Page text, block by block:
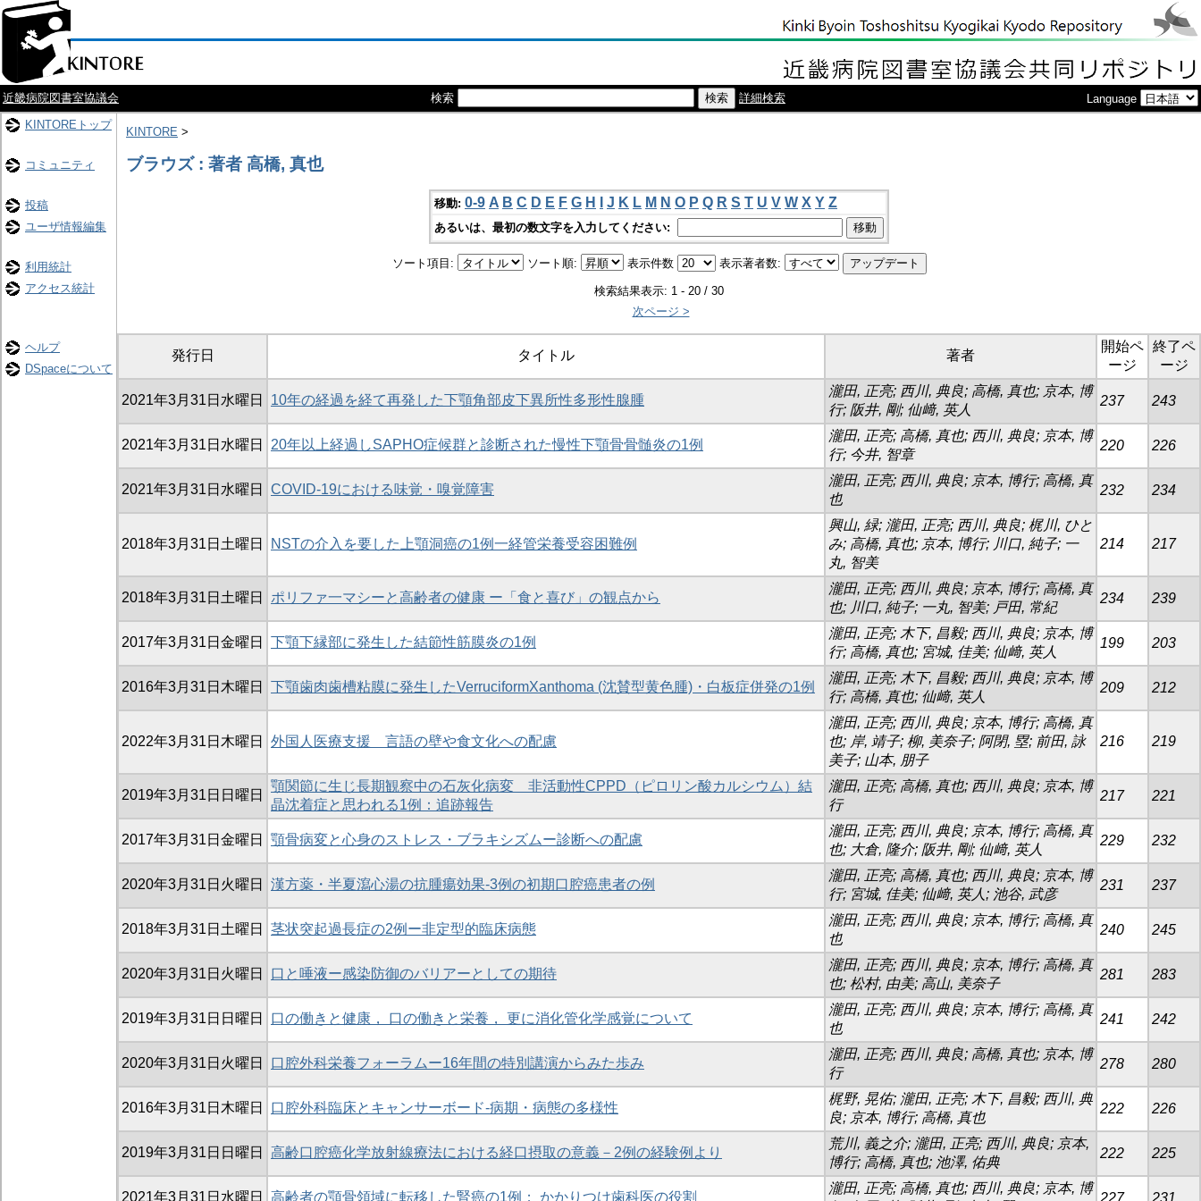
近畿病院図書室協議会 検索 詳細検索
Language
KINTOREトップ
コミュニティ
投稿
ユーザ情報編集
利用統計
アクセス統計
ヘルプ
DSpaceについて
KINTORE >
ブラウズ : 著者 高橋, 真也
移動: 0-9 A B C D E F G H J K L M N O P Q R S T U V W X Y Z
あるいは、最初の数文字を入力してください:
ソート項目: ソート順: 表示件数 表示著者数:
検索結果表示: 1 - 20 / 30
次ページ >
発行日 タイトル 著者
開始ペ
ージ
終了ペ
ージ
2021年3月31日水曜日 10年の経過を経て再発した下顎角部皮下異所性多形性腺腫
瀧田, 正亮; 西川, 典良; 高橋, 真也; 京本, 博
行; 阪井, 剛; 仙﨑, 英人
237 243
2021年3月31日水曜日 20年以上経過しSAPHO症候群と診断された慢性下顎骨骨髄炎の1例
瀧田, 正亮; 高橋, 真也; 西川, 典良; 京本, 博
行; 今井, 智章
220 226
2021年3月31日水曜日 COVID-19における味覚・嗅覚障害
瀧田, 正亮; 西川, 典良; 京本, 博行; 高橋, 真
也
232 234
2018年3月31日土曜日 NSTの介入を要した上顎洞癌の1例一経管栄養受容困難例
興山, 緑; 瀧田, 正亮; 西川, 典良; 梶川, ひと
み; 高橋, 真也; 京本, 博行; 川口, 純子; 一
丸, 智美
214 217
2018年3月31日土曜日 ポリファ一マシーと高齢者の健康 ー「食と喜び」の観点から
瀧田, 正亮; 西川, 典良; 京本, 博行; 高橋, 真
也; 川口, 純子; 一丸, 智美; 戸田, 常紀
234 239
2017年3月31日金曜日 下顎下縁部に発生した結節性筋膜炎の1例
瀧田, 正亮; 木下, 昌毅; 西川, 典良; 京本, 博
行; 高橋, 真也; 宮城, 佳美; 仙﨑, 英人
199 203
2016年3月31日木曜日 下顎歯肉歯槽粘膜に発生したVerruciformXanthoma (沈賛型黄色腫)・白板症併発の1例
瀧田, 正亮; 木下, 昌毅; 西川, 典良; 京本, 博
行; 高橋, 真也; 仙﨑, 英人
209 212
2022年3月31日木曜日 外国人医療支援 言語の壁や食文化への配慮
瀧田, 正亮; 西川, 典良; 京本, 博行; 高橋, 真
也; 岸, 靖子; 柳, 美奈子; 阿閉, 塁; 前田, 詠
美子; 山本, 朋子
216 219
2019年3月31日日曜日
顎関節に生じ長期観察中の石灰化病変 非活動性CPPD（ピロリン酸カルシウム）結
晶沈着症と思われる1例：追跡報告
瀧田, 正亮; 高橋, 真也; 西川, 典良; 京本, 博
行
217 221
2017年3月31日金曜日 顎骨病変と心身のストレス・ブラキシズムー診断への配慮
瀧田, 正亮; 西川, 典良; 京本, 博行; 高橋, 真
也; 大倉, 隆介; 阪井, 剛; 仙﨑, 英人
229 232
2020年3月31日火曜日 漢方薬・半夏瀉心湯の抗腫瘍効果-3例の初期口腔癌患者の例
瀧田, 正亮; 高橋, 真也; 西川, 典良; 京本, 博
行; 宮城, 佳美; 仙﨑, 英人; 池谷, 武彦
231 237
2018年3月31日土曜日 茎状突起過長症の2例ー非定型的臨床病態
瀧田, 正亮; 西川, 典良; 京本, 博行; 高橋, 真
也
240 245
2020年3月31日火曜日 口と唾液ー感染防御のバリアーとしての期待
瀧田, 正亮; 西川, 典良; 京本, 博行; 高橋, 真
也; 松村, 由美; 高山, 美奈子
281 283
2019年3月31日日曜日 口の働きと健康， 口の働きと栄養， 更に消化管化学感覚について
瀧田, 正亮; 西川, 典良; 京本, 博行; 高橋, 真
也
241 242
2020年3月31日火曜日 口腔外科栄養フォーラムー16年間の特別講演からみた歩み
瀧田, 正亮; 西川, 典良; 高橋, 真也; 京本, 博
行
278 280
2016年3月31日木曜日 口腔外科臨床とキャンサーボード-病期・病態の多様性
梶野, 晃佑; 瀧田, 正亮; 木下, 昌毅; 西川, 典
良; 京本, 博行; 高橋, 真也
222 226
2019年3月31日日曜日 高齢口腔癌化学放射線療法における経口摂取の意義－2例の経験例より
荒川, 義之介; 瀧田, 正亮; 西川, 典良; 京本,
博行; 高橋, 真也; 池澤, 佑典
222 225
2021年3月31日水曜日 高齢者の顎骨領域に転移した腎癌の1例； かかりつけ歯科医の役割
瀧田, 正亮; 高橋, 真也; 西川, 典良; 京本, 博